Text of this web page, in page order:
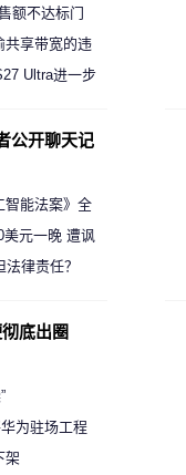
额不达标门
共享带宽的违
Ultra进一步
公开聊天记
智能法案》全
美元一晚 遭讽
律责任？
底出圈
为驻场工程
架